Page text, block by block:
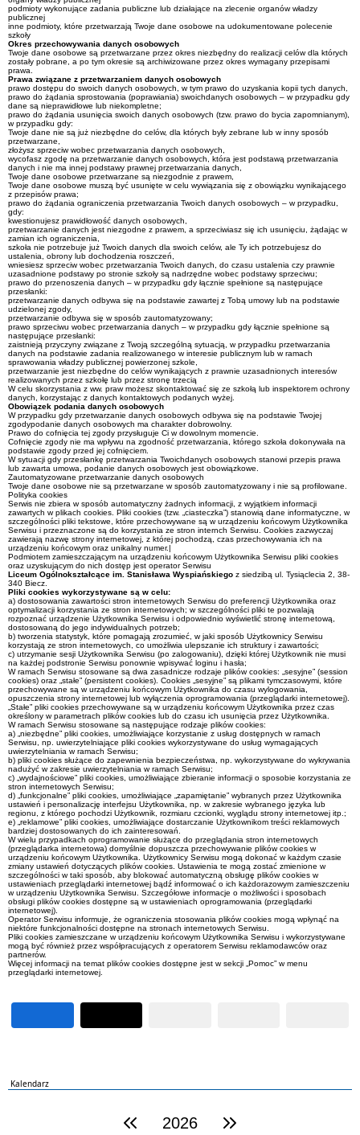
podmioty wykonujące zadania publiczne lub działające na zlecenie organów władzy
publicznej
inne podmioty, które przetwarzają Twoje dane osobowe na udokumentowane polecenie
szkoły
Okres przechowywania danych osobowych
Twoje dane osobowe są przetwarzane przez okres niezbędny do realizacji celów dla których
zostały pobrane, a po tym okresie są archiwizowane przez okres wymagany przepisami
prawa.
Prawa związane z przetwarzaniem danych osobowych
prawo dostępu do swoich danych osobowych, w tym prawo do uzyskania kopii tych danych,
prawo do żądania sprostowania (poprawiania) swoichdanych osobowych – w przypadku gdy
dane są nieprawidłowe lub niekompletne;
prawo do żądania usunięcia swoich danych osobowych (tzw. prawo do bycia zapomnianym),
w przypadku gdy:
Twoje dane nie są już niezbędne do celów, dla których były zebrane lub w inny sposób
przetwarzane,
złożysz sprzeciw wobec przetwarzania danych osobowych,
wycofasz zgodę na przetwarzanie danych osobowych, która jest podstawą przetwarzania
danych i nie ma innej podstawy prawnej przetwarzania danych,
Twoje dane osobowe przetwarzane są niezgodnie z prawem,
Twoje dane osobowe muszą być usunięte w celu wywiązania się z obowiązku wynikającego
z przepisów prawa;
prawo do żądania ograniczenia przetwarzania Twoich danych osobowych – w przypadku,
gdy:
kwestionujesz prawidłowość danych osobowych,
przetwarzanie danych jest niezgodne z prawem, a sprzeciwiasz się ich usunięciu, żądając w
zamian ich ograniczenia,
szkoła nie potrzebuje już Twoich danych dla swoich celów, ale Ty ich potrzebujesz do
ustalenia, obrony lub dochodzenia roszczeń,
wniesiesz sprzeciw wobec przetwarzania Twoich danych, do czasu ustalenia czy prawnie
uzasadnione podstawy po stronie szkoły są nadrzędne wobec podstawy sprzeciwu;
prawo do przenoszenia danych – w przypadku gdy łącznie spełnione są następujące
przesłanki:
przetwarzanie danych odbywa się na podstawie zawartej z Tobą umowy lub na podstawie
udzielonej zgody,
przetwarzanie odbywa się w sposób zautomatyzowany;
prawo sprzeciwu wobec przetwarzania danych – w przypadku gdy łącznie spełnione są
następujące przesłanki:
zaistnieją przyczyny związane z Twoją szczególną sytuacją, w przypadku przetwarzania
danych na podstawie zadania realizowanego w interesie publicznym lub w ramach
sprawowania władzy publicznej powierzonej szkole,
przetwarzanie jest niezbędne do celów wynikających z prawnie uzasadnionych interesów
realizowanych przez szkołę lub przez stronę trzecią
W celu skorzystania z ww. praw możesz skontaktować się ze szkołą lub inspektorem ochrony
danych, korzystając z danych kontaktowych podanych wyżej.
Obowiązek podania danych osobowych
W przypadku gdy przetwarzanie danych osobowych odbywa się na podstawie Twojej
zgodypodanie danych osobowych ma charakter dobrowolny.
Prawo do cofnięcia tej zgody przysługuje Ci w dowolnym momencie.
Cofnięcie zgody nie ma wpływu na zgodność przetwarzania, którego szkoła dokonywała na
podstawie zgody przed jej cofnięciem.
W sytuacji gdy przesłankę przetwarzania Twoichdanych osobowych stanowi przepis prawa
lub zawarta umowa, podanie danych osobowych jest obowiązkowe.
Zautomatyzowane przetwarzanie danych osobowych
Twoje dane osobowe nie są przetwarzane w sposób zautomatyzowany i nie są profilowane.
Polityka cookies
Serwis nie zbiera w sposób automatyczny żadnych informacji, z wyjątkiem informacji
zawartych w plikach cookies. Pliki cookies (tzw. „ciasteczka”) stanowią dane informatyczne, w
szczególności pliki tekstowe, które przechowywane są w urządzeniu końcowym Użytkownika
Serwisu i przeznaczone są do korzystania ze stron internch Serwisu. Cookies zazwyczaj
zawierają nazwę strony internetowej, z której pochodzą, czas przechowywania ich na
urządzeniu końcowym oraz unikalny numer.|
Podmiotem zamieszczającym na urządzeniu końcowym Użytkownika Serwisu pliki cookies
oraz uzyskującym do nich dostęp jest operator Serwisu
Liceum Ogólnokształcące im. Stanisława Wyspiańskiego z siedzibą ul. Tysiąclecia 2, 38-
340 Biecz.
Pliki cookies wykorzystywane są w celu:
a) dostosowania zawartości stron internetowych Serwisu do preferencji Użytkownika oraz
optymalizacji korzystania ze stron internetowych; w szczególności pliki te pozwalają
rozpoznać urządzenie Użytkownika Serwisu i odpowiednio wyświetlić stronę internetową,
dostosowaną do jego indywidualnych potrzeb;
b) tworzenia statystyk, które pomagają zrozumieć, w jaki sposób Użytkownicy Serwisu
korzystają ze stron internetowych, co umożliwia ulepszanie ich struktury i zawartości;
c) utrzymanie sesji Użytkownika Serwisu (po zalogowaniu), dzięki której Użytkownik nie musi
na każdej podstronie Serwisu ponownie wpisywać loginu i hasła;
W ramach Serwisu stosowane są dwa zasadnicze rodzaje plików cookies: „sesyjne” (session
cookies) oraz „stałe” (persistent cookies). Cookies „sesyjne” są plikami tymczasowymi, które
przechowywane są w urządzeniu końcowym Użytkownika do czasu wylogowania,
opuszczenia strony internetowej lub wyłączenia oprogramowania (przeglądarki internetowej).
„Stałe” pliki cookies przechowywane są w urządzeniu końcowym Użytkownika przez czas
określony w parametrach plików cookies lub do czasu ich usunięcia przez Użytkownika.
W ramach Serwisu stosowane są następujące rodzaje plików cookies:
a) „niezbędne” pliki cookies, umożliwiające korzystanie z usług dostępnych w ramach
Serwisu, np. uwierzytelniające pliki cookies wykorzystywane do usług wymagających
uwierzytelniania w ramach Serwisu;
b) pliki cookies służące do zapewnienia bezpieczeństwa, np. wykorzystywane do wykrywania
nadużyć w zakresie uwierzytelniania w ramach Serwisu;
c) „wydajnościowe” pliki cookies, umożliwiające zbieranie informacji o sposobie korzystania ze
stron internetowych Serwisu;
d) „funkcjonalne” pliki cookies, umożliwiające „zapamiętanie” wybranych przez Użytkownika
ustawień i personalizację interfejsu Użytkownika, np. w zakresie wybranego języka lub
regionu, z którego pochodzi Użytkownik, rozmiaru czcionki, wyglądu strony internetowej itp.;
e) „reklamowe” pliki cookies, umożliwiające dostarczanie Użytkownikom treści reklamowych
bardziej dostosowanych do ich zainteresowań.
W wielu przypadkach oprogramowanie służące do przeglądania stron internetowych
(przeglądarka internetowa) domyślnie dopuszcza przechowywanie plików cookies w
urządzeniu końcowym Użytkownika. Użytkownicy Serwisu mogą dokonać w każdym czasie
zmiany ustawień dotyczących plików cookies. Ustawienia te mogą zostać zmienione w
szczególności w taki sposób, aby blokować automatyczną obsługę plików cookies w
ustawieniach przeglądarki internetowej bądź informować o ich każdorazowym zamieszczeniu
w urządzeniu Użytkownika Serwisu. Szczegółowe informacje o możliwości i sposobach
obsługi plików cookies dostępne są w ustawieniach oprogramowania (przeglądarki
internetowej).
Operator Serwisu informuje, że ograniczenia stosowania plików cookies mogą wpłynąć na
niektóre funkcjonalności dostępne na stronach internetowych Serwisu.
Pliki cookies zamieszczane w urządzeniu końcowym Użytkownika Serwisu i wykorzystywane
mogą być również przez współpracujących z operatorem Serwisu reklamodawców oraz
partnerów.
Więcej informacji na temat plików cookies dostępne jest w sekcji „Pomoc” w menu
przeglądarki internetowej.
Kalendarz
poprzedni rok2026 następny rok